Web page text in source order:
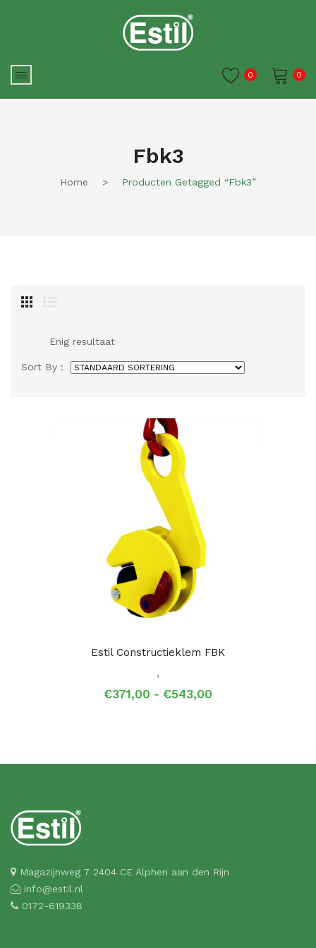
0
0
Fbk3
Home > Producten Getagged “fbk3”
Enig resultaat
Sort By :
Estil Constructieklem FBK
,
€371,00 - €543,00
Magazijnweg 7 2404 CE Alphen aan den Rijn
info@estil.nl
0172-619338